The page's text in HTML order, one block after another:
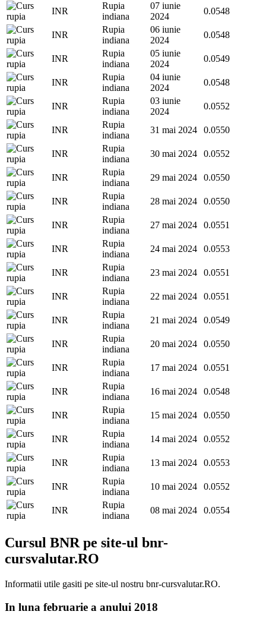
INR
Rupia
indiana
07 iunie
2024
0.0548
INR
Rupia
indiana
06 iunie
2024
0.0548
INR
Rupia
indiana
05 iunie
2024
0.0549
INR
Rupia
indiana
04 iunie
2024
0.0548
INR
Rupia
indiana
03 iunie
2024
0.0552
INR
Rupia
indiana
31 mai 2024 0.0550
INR
Rupia
indiana
30 mai 2024 0.0552
INR
Rupia
indiana
29 mai 2024 0.0550
INR
Rupia
indiana
28 mai 2024 0.0550
INR
Rupia
indiana
27 mai 2024 0.0551
INR
Rupia
indiana
24 mai 2024 0.0553
INR
Rupia
indiana
23 mai 2024 0.0551
INR
Rupia
indiana
22 mai 2024 0.0551
INR
Rupia
indiana
21 mai 2024 0.0549
INR
Rupia
indiana
20 mai 2024 0.0550
INR
Rupia
indiana
17 mai 2024 0.0551
INR
Rupia
indiana
16 mai 2024 0.0548
INR
Rupia
indiana
15 mai 2024 0.0550
INR
Rupia
indiana
14 mai 2024 0.0552
INR
Rupia
indiana
13 mai 2024 0.0553
INR
Rupia
indiana
10 mai 2024 0.0552
INR
Rupia
indiana
08 mai 2024 0.0554
Cursul BNR pe site-ul bnr-
cursvalutar.RO
Informatii utile gasiti pe site-ul nostru bnr-cursvalutar.RO.
In luna februarie a anului 2018